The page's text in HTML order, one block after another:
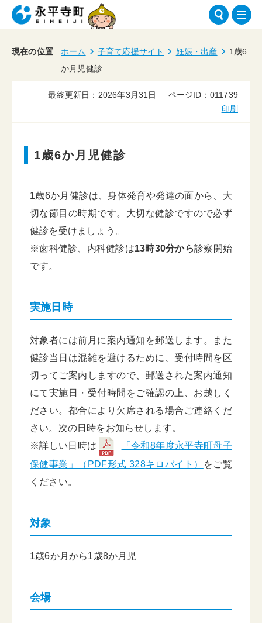
現在の位置 ホーム 子育て応援サイト 妊娠・出産
1歳6
か月児健診
最終更新日：2026年3月31日
ページID：011739
印刷
1歳6か月児健診
1歳6か月健診は、身体発育や発達の面から、大
切な節目の時期です。大切な健診ですので必ず
健診を受けましょう。
※歯科健診、内科健診は13時30分から診察開始
です。
実施日時
対象者には前月に案内通知を郵送します。また
健診当日は混雑を避けるために、受付時間を区
切ってご案内しますので、郵送された案内通知
にて実施日・受付時間をご確認の上、お越しく
ださい。都合により欠席される場合ご連絡くだ
さい。次の日時をお知らせします。
※詳しい日時は
「令和8年度永平寺町母子
保健事業」（PDF形式 328キロバイト）
をご覧
ください。
対象
1歳6か月から1歳8か月児
会場